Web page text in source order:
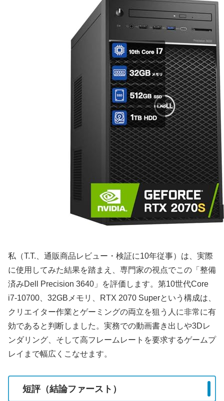
私（T.T.、通販商品レビュー・検証に10年従事）は、実際
に使用してみた結果を踏まえ、専門家の視点でこの「整備
済みDell Precision 3640」を評価します。第10世代Core
i7-10700、32GBメモリ、RTX 2070 Superという構成は、
クリエイター作業とゲーミングの両立を狙う人に非常に有
効であると判断しました。実務での動画書き出しや3Dレ
ンダリング、そして高フレームレートを要求するゲームプ
レイまで幅広くこなせます。
短評（結論ファースト）